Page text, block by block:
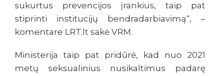
sukurtus prevencijos įrankius, taip pat
stiprinti institucijų bendradarbiavimą“, –
komentare LRT.lt sakė VRM.
Ministerija taip pat pridūrė, kad nuo 2021
metų seksualinius nusikaltimus padarę